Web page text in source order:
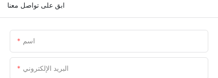
ابق على تواصل معنا
اسم
البريد الإلكتروني